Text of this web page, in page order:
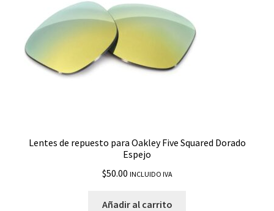
Lentes de repuesto para Oakley Five Squared Dorado
Espejo
$50.00 INCLUIDO IVA
Añadir al carrito